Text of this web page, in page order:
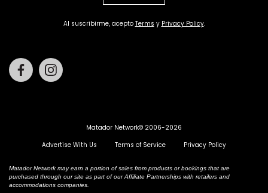
Al suscribirme, acepto Terms y Privacy Policy.
Facebook
Matador Network© 2006-2026
Advertise With Us
Terms of Service Privacy Policy
Matador Network may earn a portion of sales from products or bookings that are
purchased through our site as part of our Affiliate Partnerships with retailers and
accommodations companies.